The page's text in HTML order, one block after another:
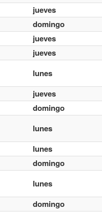
jueves
domingo
jueves
jueves
lunes
jueves
domingo
lunes
lunes
domingo
lunes
domingo